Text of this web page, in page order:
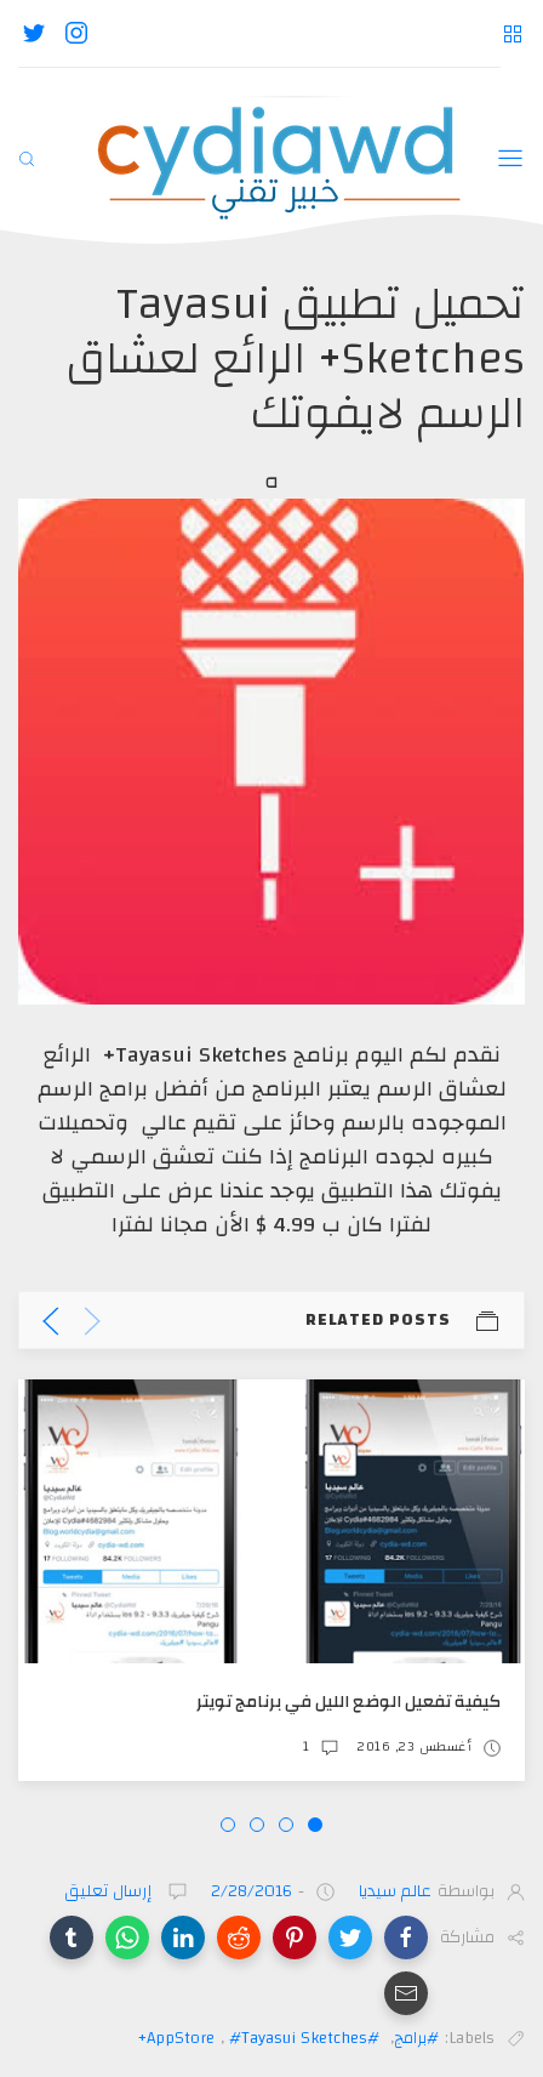
تحميل تطبيق Tayasui
Sketches+ الرائع لعشاق
الرسم لايفوتك
ه
نقدم لكم اليوم برنامج Tayasui Sketches+ الرائع
لعشاق الرسم يعتبر البرنامج من أفضل برامج الرسم
الموجوده بالرسم وحائز على تقيم عالي وتحميلات
كبيره لجوده البرنامج إذا كنت تعشق الرسمي لا
يفوتك هذا التطبيق يوجد عندنا عرض على التطبيق
لفترا كان ب 4.99 $ الأن مجانا لفترا
RELATED POSTS
كيفية تفعيل الوضع الليل في برنامج تويتر
أغسطس 23, 2016 1
بواسطة عالم سيديا -
2/28/2016
إرسال تعليق
مشاركة
Labels: #برامج,
#AppStore
,#Tayasui Sketches+